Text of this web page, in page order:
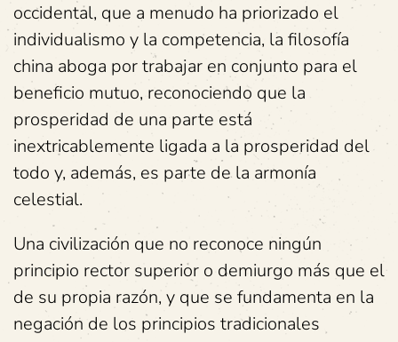
occidental, que a menudo ha priorizado el
individualismo y la competencia, la filosofía
china aboga por trabajar en conjunto para el
beneficio mutuo, reconociendo que la
prosperidad de una parte está
inextricablemente ligada a la prosperidad del
todo y, además, es parte de la armonía
celestial.
Una civilización que no reconoce ningún
principio rector superior o demiurgo más que el
de su propia razón, y que se fundamenta en la
negación de los principios tradicionales